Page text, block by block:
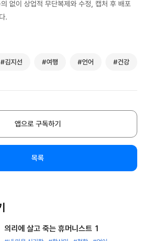
없이 상업적 무단복제와 수정, 캡처 후 배포
.
#김지선 #여행 #언어 #건강
앱으로 구독하기
목록
의리에 살고 죽는 휴머니스트 1